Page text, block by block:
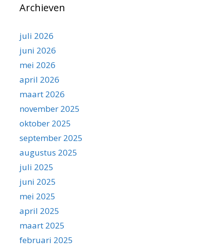
Archieven
juli 2026
juni 2026
mei 2026
april 2026
maart 2026
november 2025
oktober 2025
september 2025
augustus 2025
juli 2025
juni 2025
mei 2025
april 2025
maart 2025
februari 2025